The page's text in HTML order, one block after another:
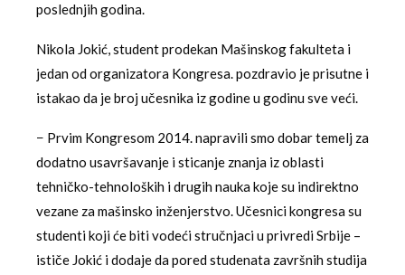
poslednjih godina.
Nikola Jokić, student prodekan Mašinskog fakulteta i
jedan od organizatora Kongresa. pozdravio je prisutne i
istakao da je broj učesnika iz godine u godinu sve veći.
− Prvim Kongresom 2014. napravili smo dobar temelj za
dodatno usavršavanje i sticanje znanja iz oblasti
tehničko-tehnoloških i drugih nauka koje su indirektno
vezane za mašinsko inženjerstvo. Učesnici kongresa su
studenti koji će biti vodeći stručnjaci u privredi Srbije –
ističe Jokić i dodaje da pored studenata završnih studija